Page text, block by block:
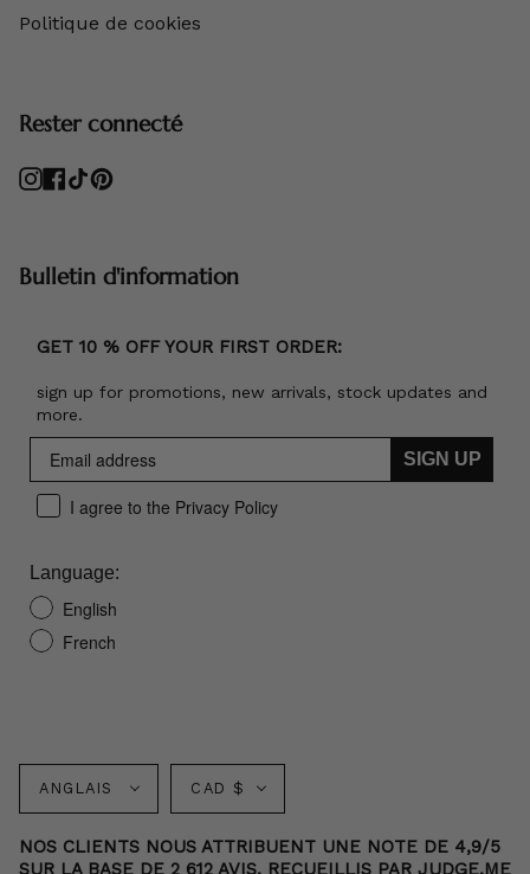
Politique de cookies
Rester connecté
Instagram
Facebook
TikTokPinterest
Bulletin d'information
GET 10 % OFF YOUR FIRST ORDER:
sign up for promotions, new arrivals, stock updates and
more.
SIGN UP
I agree to the Privacy Policy
Language:
English
French
Langue
ANGLAIS Monnaie
CAD $
NOS CLIENTS NOUS ATTRIBUENT UNE NOTE DE 4,9/5
SUR LA BASE DE 2 612 AVIS. RECUEILLIS PAR JUDGE.ME